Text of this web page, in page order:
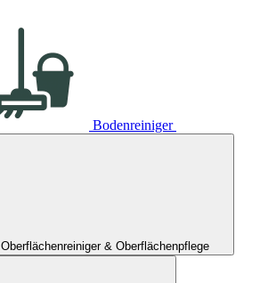
Bodenreiniger
Oberflächenreiniger & Oberflächenpflege